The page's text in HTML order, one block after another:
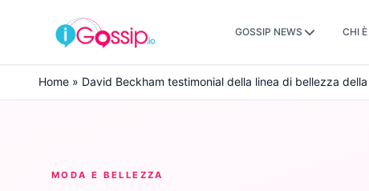
Skip to content
GOSSIP NEWS CHI È
Home » David Beckham testimonial della linea di bellezza
MODA E BELLEZZA